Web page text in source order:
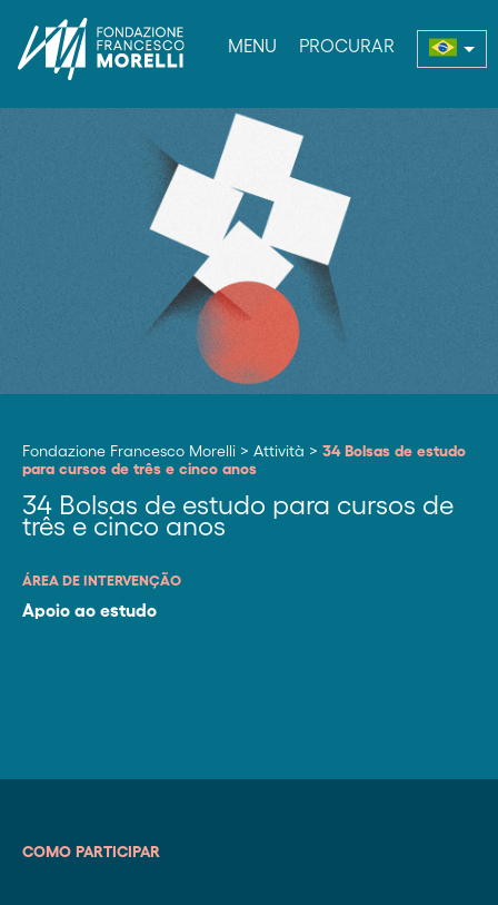
MENU PROCURAR
Fondazione Francesco Morelli > Attività > 34 Bolsas de estudo
para cursos de três e cinco anos
34 Bolsas de estudo para cursos de
três e cinco anos
ÁREA DE INTERVENÇÃO
Apoio ao estudo
COMO PARTICIPAR